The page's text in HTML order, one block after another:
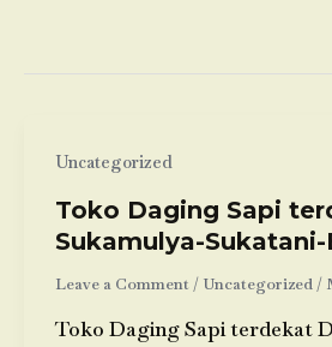
Uncategorized
Toko Daging Sapi
Sukamulya-
Leave a Comment / Uncategorized/
Toko Daging Sapi terdekat